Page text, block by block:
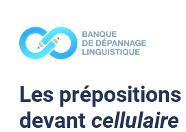
Les prépositions
devant cellulaire